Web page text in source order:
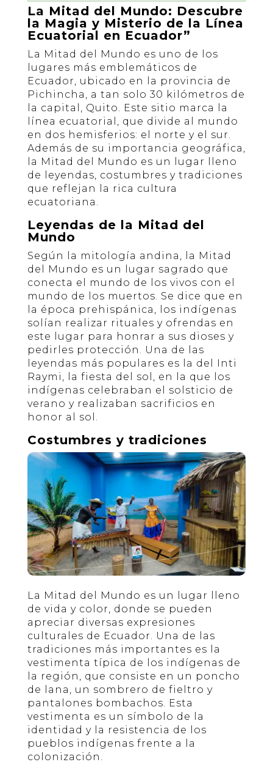
La Mitad del Mundo: Descubre
la Magia y Misterio de la Línea
Ecuatorial en Ecuador”
La Mitad del Mundo es uno de los
lugares más emblemáticos de
Ecuador, ubicado en la provincia de
Pichincha, a tan solo 30 kilómetros de
la capital, Quito. Este sitio marca la
línea ecuatorial, que divide al mundo
en dos hemisferios: el norte y el sur.
Además de su importancia geográfica,
la Mitad del Mundo es un lugar lleno
de leyendas, costumbres y tradiciones
que reflejan la rica cultura
ecuatoriana.
Leyendas de la Mitad del
Mundo
Según la mitología andina, la Mitad
del Mundo es un lugar sagrado que
conecta el mundo de los vivos con el
mundo de los muertos. Se dice que en
la época prehispánica, los indígenas
solían realizar rituales y ofrendas en
este lugar para honrar a sus dioses y
pedirles protección. Una de las
leyendas más populares es la del Inti
Raymi, la fiesta del sol, en la que los
indígenas celebraban el solsticio de
verano y realizaban sacrificios en
honor al sol.
Costumbres y tradiciones
La Mitad del Mundo es un lugar lleno
de vida y color, donde se pueden
apreciar diversas expresiones
culturales de Ecuador. Una de las
tradiciones más importantes es la
vestimenta típica de los indígenas de
la región, que consiste en un poncho
de lana, un sombrero de fieltro y
pantalones bombachos. Esta
vestimenta es un símbolo de la
identidad y la resistencia de los
pueblos indígenas frente a la
colonización.